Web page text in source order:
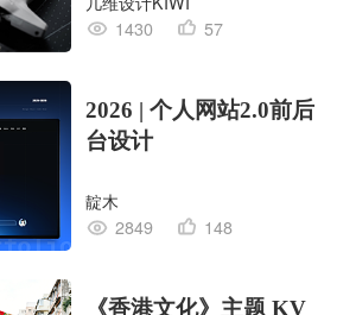
1430
57
2026 | 个人网站2.0前后
台设计
靛木
2849
148
《香港文化》主题 KV